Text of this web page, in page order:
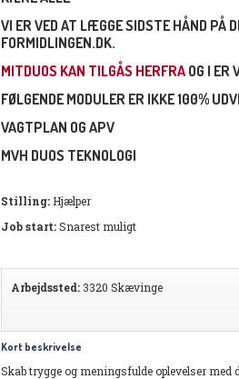
VI ER VED AT LÆGGE SIDSTE HÅND PÅ
FORMIDLINGEN.DK.
MITDUOS KAN TILGÅS HERFRA OG I ER
FØLGENDE MODULER ER IKKE 100%
VAGTPLAN OG APV
MVH DUOS TEKNOLOGI
Stilling: Hjælper
Job start:Snarest muligt
Arbejdssted: 3320 Skævinge
Kort beskrivelse
Skab trygge og meningsfulde oplevelser